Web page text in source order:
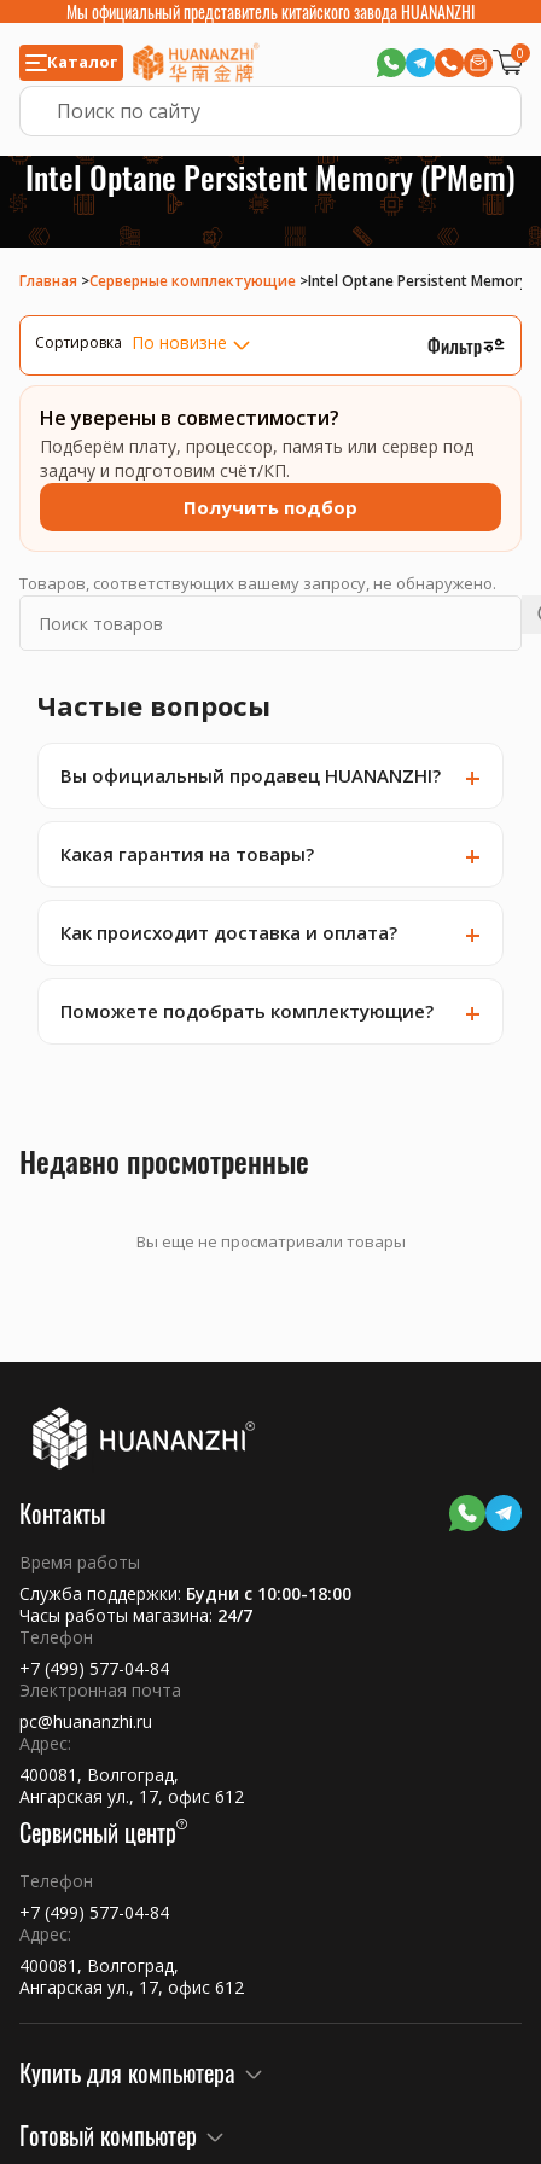
Мы официальный представитель китайского завода HUANANZHI
Каталог 0
Intel Optane Persistent Memory (PMem)
Главная >Серверные комплектующие >Intel Optane Persistent Memory
Сортировка По новизне Фильтр
Не уверены в совместимости?
Подберём плату, процессор, память или сервер под
задачу и подготовим счёт/КП.
Получить подбор
Товаров, соответствующих вашему запросу, не обнаружено.
Частые вопросы
Вы официальный продавец HUANANZHI?
Какая гарантия на товары?
Как происходит доставка и оплата?
Поможете подобрать комплектующие?
Недавно просмотренные
Вы еще не просматривали товары
Контакты
Время работы
Служба поддержки: Будни с 10:00-18:00
Часы работы магазина: 24/7
Телефон
+7 (499) 577-04-84
Электронная почта
pc@huananzhi.ru
Адрес:
400081, Волгоград,
Ангарская ул., 17, офис 612
Сервисный центр
Телефон
+7 (499) 577-04-84
Адрес:
400081, Волгоград,
Ангарская ул., 17, офис 612
Купить для компьютера
Готовый компьютер